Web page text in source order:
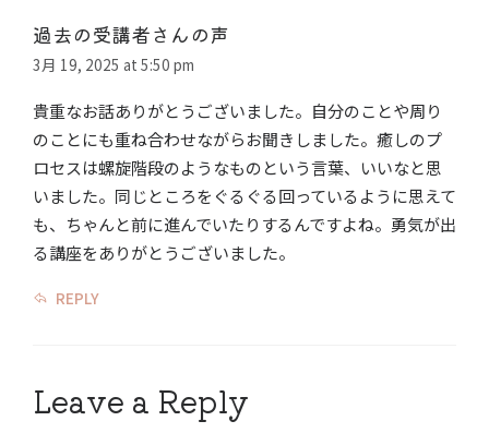
過去の受講者さんの声
3月 19, 2025 at 5:50 pm
貴重なお話ありがとうございました。自分のことや周り
のことにも重ね合わせながらお聞きしました。癒しのプ
ロセスは螺旋階段のようなものという言葉、いいなと思
いました。同じところをぐるぐる回っているように思えて
も、ちゃんと前に進んでいたりするんですよね。勇気が出
る講座をありがとうございました。
REPLY
Leave a Reply